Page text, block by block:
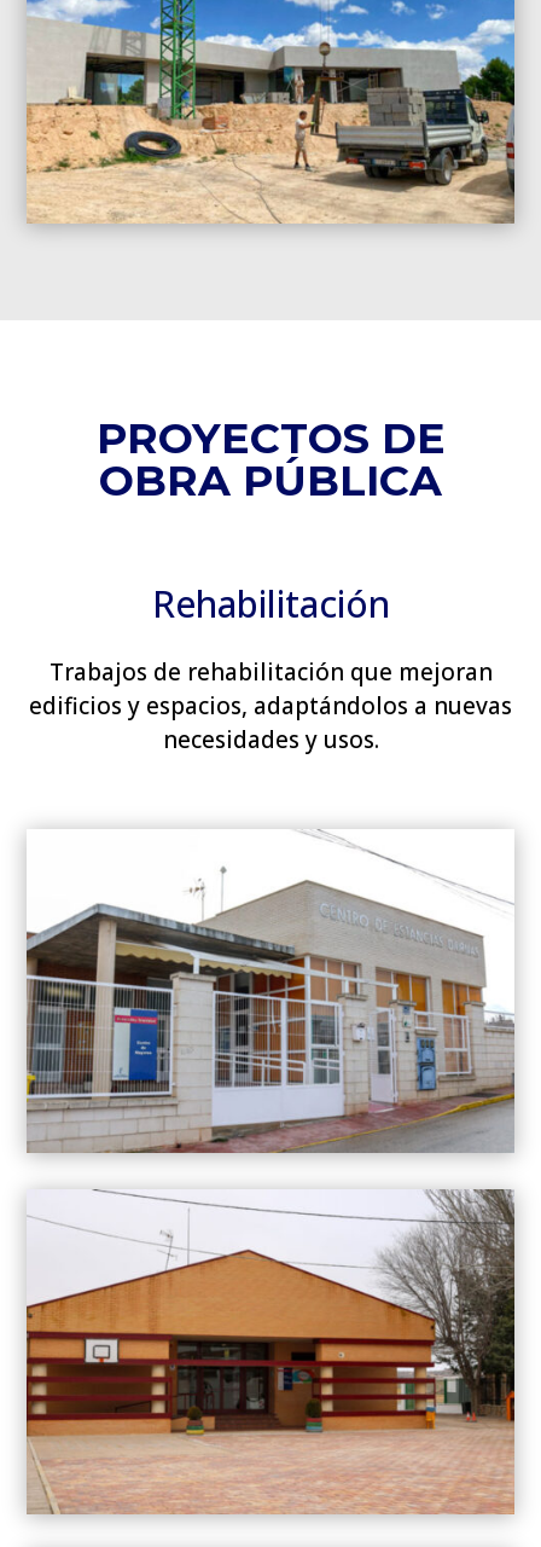
PROYECTOS DE
OBRA PÚBLICA
Rehabilitación
Trabajos de rehabilitación que mejoran
edificios y espacios, adaptándolos a nuevas
necesidades y usos.